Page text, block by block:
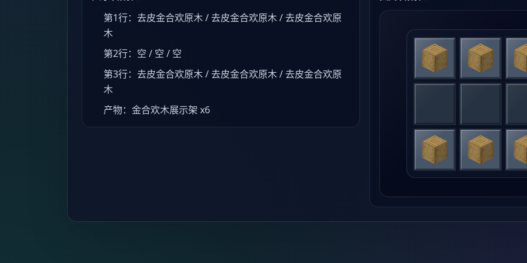
第1行：去皮金合欢原木 / 去皮金合欢原木 / 去皮金合欢原
木
第2行：空 / 空 / 空
第3行：去皮金合欢原木 / 去皮金合欢原木 / 去皮金合欢原
木
产物：金合欢木展示架 x6